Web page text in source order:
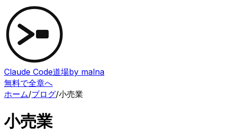
Claude Code道場by malna
無料で全章へ
ホーム/ブログ/小売業
小売業